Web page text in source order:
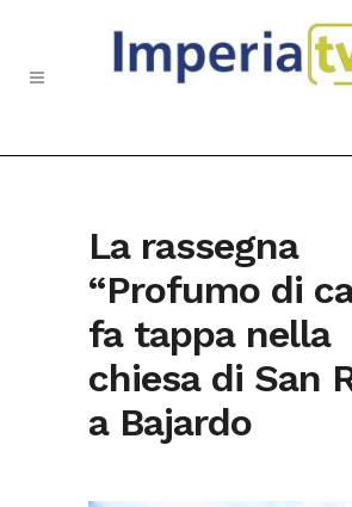
La rassegna
“Profumo di
fa tappa nella
chiesa di San
a Bajardo